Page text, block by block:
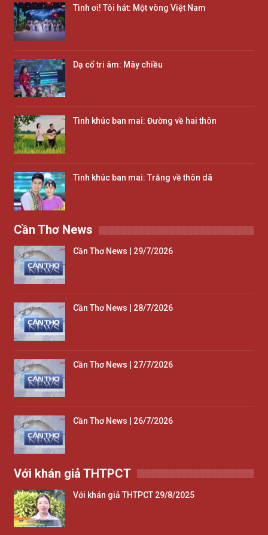
Tình ơi! Tôi hát: Một vòng Việt Nam
Dạ cổ tri âm: Mây chiều
Tình khúc ban mai: Đường về hai thôn
Tình khúc ban mai: Trăng về thôn dã
Cần Thơ News
Cần Thơ News | 29/7/2026
Cần Thơ News | 28/7/2026
Cần Thơ News | 27/7/2026
Cần Thơ News | 26/7/2026
Với khán giả THTPCT
Với khán giả THTPCT 29/8/2025